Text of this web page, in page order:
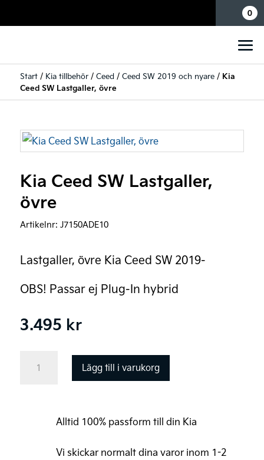
0
Start/ Kia tillbehör/ Ceed / Ceed SW 2019 och nyare/ Kia
Ceed SW Lastgaller, övre
Kia Ceed SW Lastgaller,
övre
Artikelnr: J7150ADE10
Lastgaller, övre Kia Ceed SW 2019-
OBS! Passar ej Plug-In hybrid
3.495 kr
Lägg till i varukorg
Alltid 100% passform till din Kia
Vi skickar normalt dina varor inom 1-2